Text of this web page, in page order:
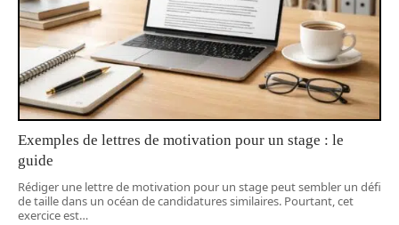
Exemples de lettres de motivation pour un stage : le
guide
Rédiger une lettre de motivation pour un stage peut sembler un défi
de taille dans un océan de candidatures similaires. Pourtant, cet
exercice est…